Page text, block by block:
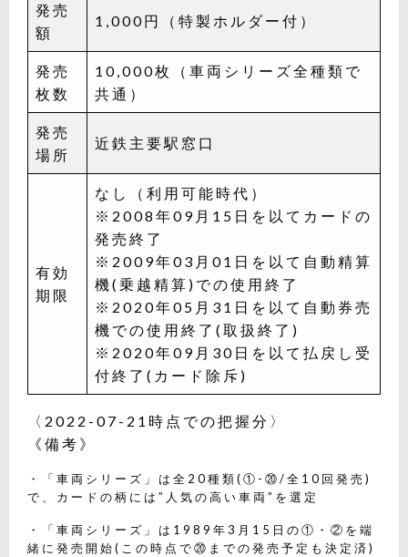
発売
額
1,000円（特製ホルダー付）
発売
枚数
10,000枚（車両シリーズ全種類で
共通）
発売
場所
近鉄主要駅窓口
有効
期限
なし（利用可能時代）
※2008年09月15日を以てカードの
発売終了
※2009年03月01日を以て自動精算
機(乗越精算)での使用終了
※2020年05月31日を以て自動券売
機での使用終了(取扱終了)
※2020年09月30日を以て払戻し受
付終了(カード除斥)
〈2022-07-21時点での把握分〉
《備考》
・「車両シリーズ」は全20種類(①-⑳/全10回発売)
で、カードの柄には”人気の高い車両”を選定
・「車両シリーズ」は1989年3月15日の①・②を端
緒に発売開始(この時点で⑳までの発売予定も決定済)